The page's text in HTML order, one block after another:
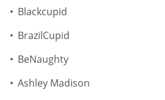
Blackcupid
BrazilCupid
BeNaughty
Ashley Madison